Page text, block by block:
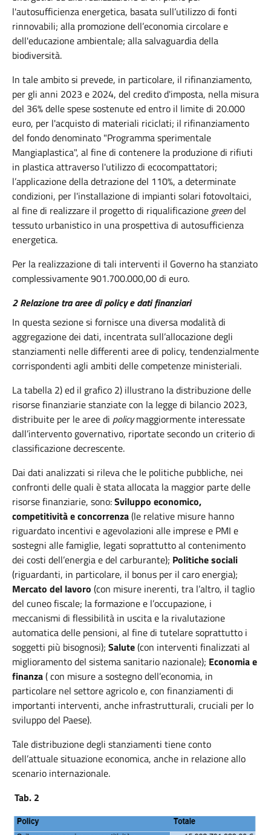
l'autosufficienza energetica, basata sull’utilizzo di fonti
rinnovabili; alla promozione dell’economia circolare e
dell'educazione ambientale; alla salvaguardia della
biodiversità.
In tale ambito si prevede, in particolare, il rifinanziamento,
per gli anni 2023 e 2024, del credito d'imposta, nella misura
del 36% delle spese sostenute ed entro il limite di 20.000
euro, per l'acquisto di materiali riciclati; il rifinanziamento
del fondo denominato "Programma sperimentale
Mangiaplastica", al fine di contenere la produzione di rifiuti
in plastica attraverso l'utilizzo di ecocompattatori;
l’applicazione della detrazione del 110%, a determinate
condizioni, per l'installazione di impianti solari fotovoltaici,
al fine di realizzare il progetto di riqualificazionegreendel
tessuto urbanistico in una prospettiva di autosufficienza
energetica.
Per la realizzazione di tali interventi il Governo ha stanziato
complessivamente 901.700.000,00 di euro.
2 Relazione tra aree di policy e dati finanziari
In questa sezione si fornisce una diversa modalità di
aggregazione dei dati, incentrata sull’allocazione degli
stanziamenti nelle differenti aree di policy, tendenzialmente
corrispondenti agli ambiti delle competenze ministeriali.
La tabella 2) ed il grafico 2) illustrano la distribuzione delle
risorse finanziarie stanziate con la legge di bilancio 2023,
distribuite per le aree di policymaggiormente interessate
dall’intervento governativo, riportate secondo un criterio di
classificazione decrescente.
Dai dati analizzati si rileva che le politiche pubbliche, nei
confronti delle quali è stata allocata la maggior parte delle
risorse finanziarie, sono:Sviluppo economico,
competitività e concorrenza(le relative misure hanno
riguardato incentivi e agevolazioni alle imprese e PMI e
sostegni alle famiglie, legati soprattutto al contenimento
dei costi dell’energia e del carburante); Politiche sociali
(riguardanti, in particolare, il bonus per il caro energia);
Mercato del lavoro (con misure inerenti, tra l’altro, il taglio
del cuneo fiscale; la formazione e l’occupazione, i
meccanismi di flessibilità in uscita e la rivalutazione
automatica delle pensioni, al fine di tutelare soprattutto i
soggetti più bisognosi); Salute(con interventi finalizzati al
miglioramento del sistema sanitario nazionale); Economia e
finanza( con misure a sostegno dell’economia, in
particolare nel settore agricolo e, con finanziamenti di
importanti interventi, anche infrastrutturali, cruciali per lo
sviluppo del Paese).
Tale distribuzione degli stanziamenti tiene conto
dell’attuale situazione economica, anche in relazione allo
scenario internazionale.
Tab. 2